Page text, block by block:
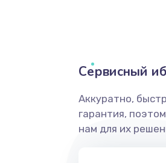
Сервисный
Аккуратно,
гарантия,
нам для их